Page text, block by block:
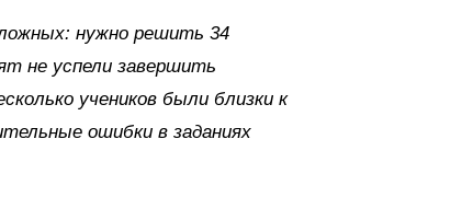
нужно решить 34
не успели завершить
учеников были близки к
ошибки в заданиях